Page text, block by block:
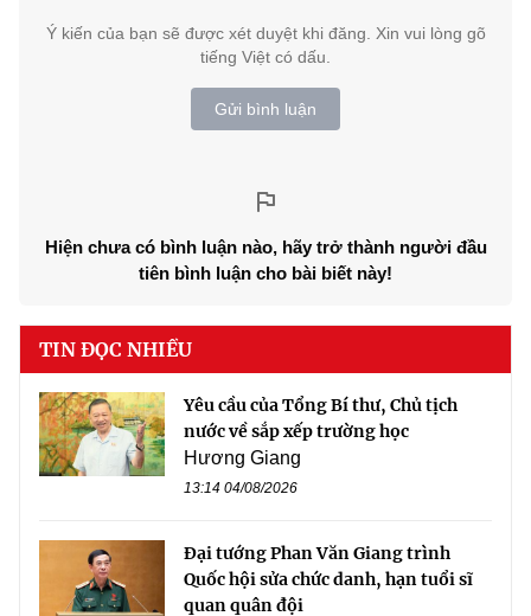
Ý kiến của bạn sẽ được xét duyệt khi đăng. Xin vui lòng gõ
tiếng Việt có dấu.
Gửi bình luận
Hiện chưa có bình luận nào, hãy trở thành người đầu
tiên bình luận cho bài biết này!
TIN ĐỌC NHIỀU
Yêu cầu của Tổng Bí thư, Chủ tịch
nước về sắp xếp trường học
Hương Giang
13:14 04/08/2026
Đại tướng Phan Văn Giang trình
Quốc hội sửa chức danh, hạn tuổi sĩ
quan quân đội